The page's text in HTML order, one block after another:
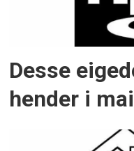
Desse
hender i mai